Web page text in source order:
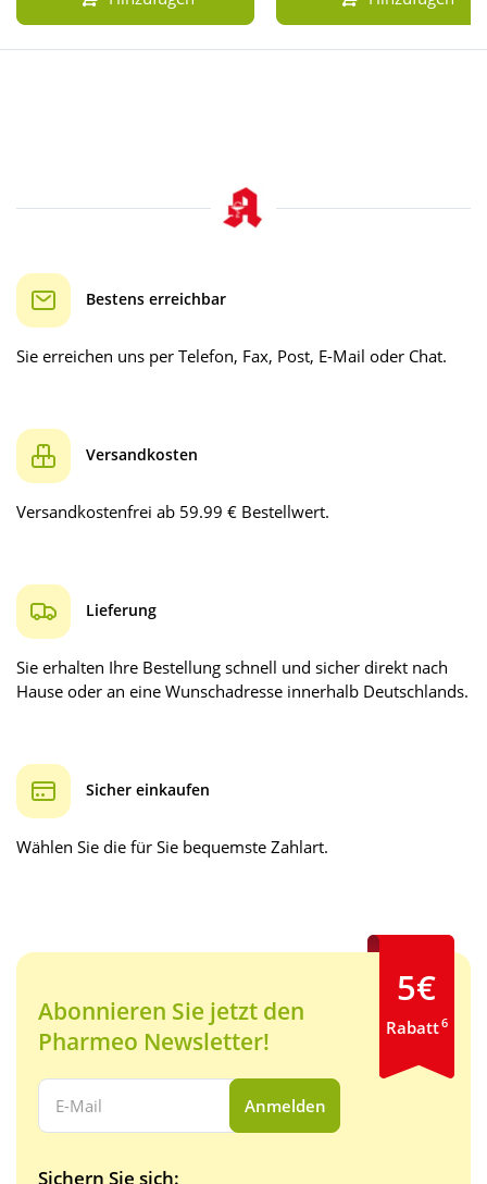
Bestens erreichbar
Sie erreichen uns per Telefon, Fax, Post, E-Mail oder Chat.
Versandkosten
Versandkostenfrei ab 59.99 € Bestellwert.
Lieferung
Sie erhalten Ihre Bestellung schnell und sicher direkt nach
Hause oder an eine Wunschadresse innerhalb Deutschlands.
Sicher einkaufen
Wählen Sie die für Sie bequemste Zahlart.
Abonnieren Sie jetzt den
Pharmeo Newsletter!
Ihre E-Mail Adresse:
Anmelden
Sichern Sie sich:
5€
Rabatt6